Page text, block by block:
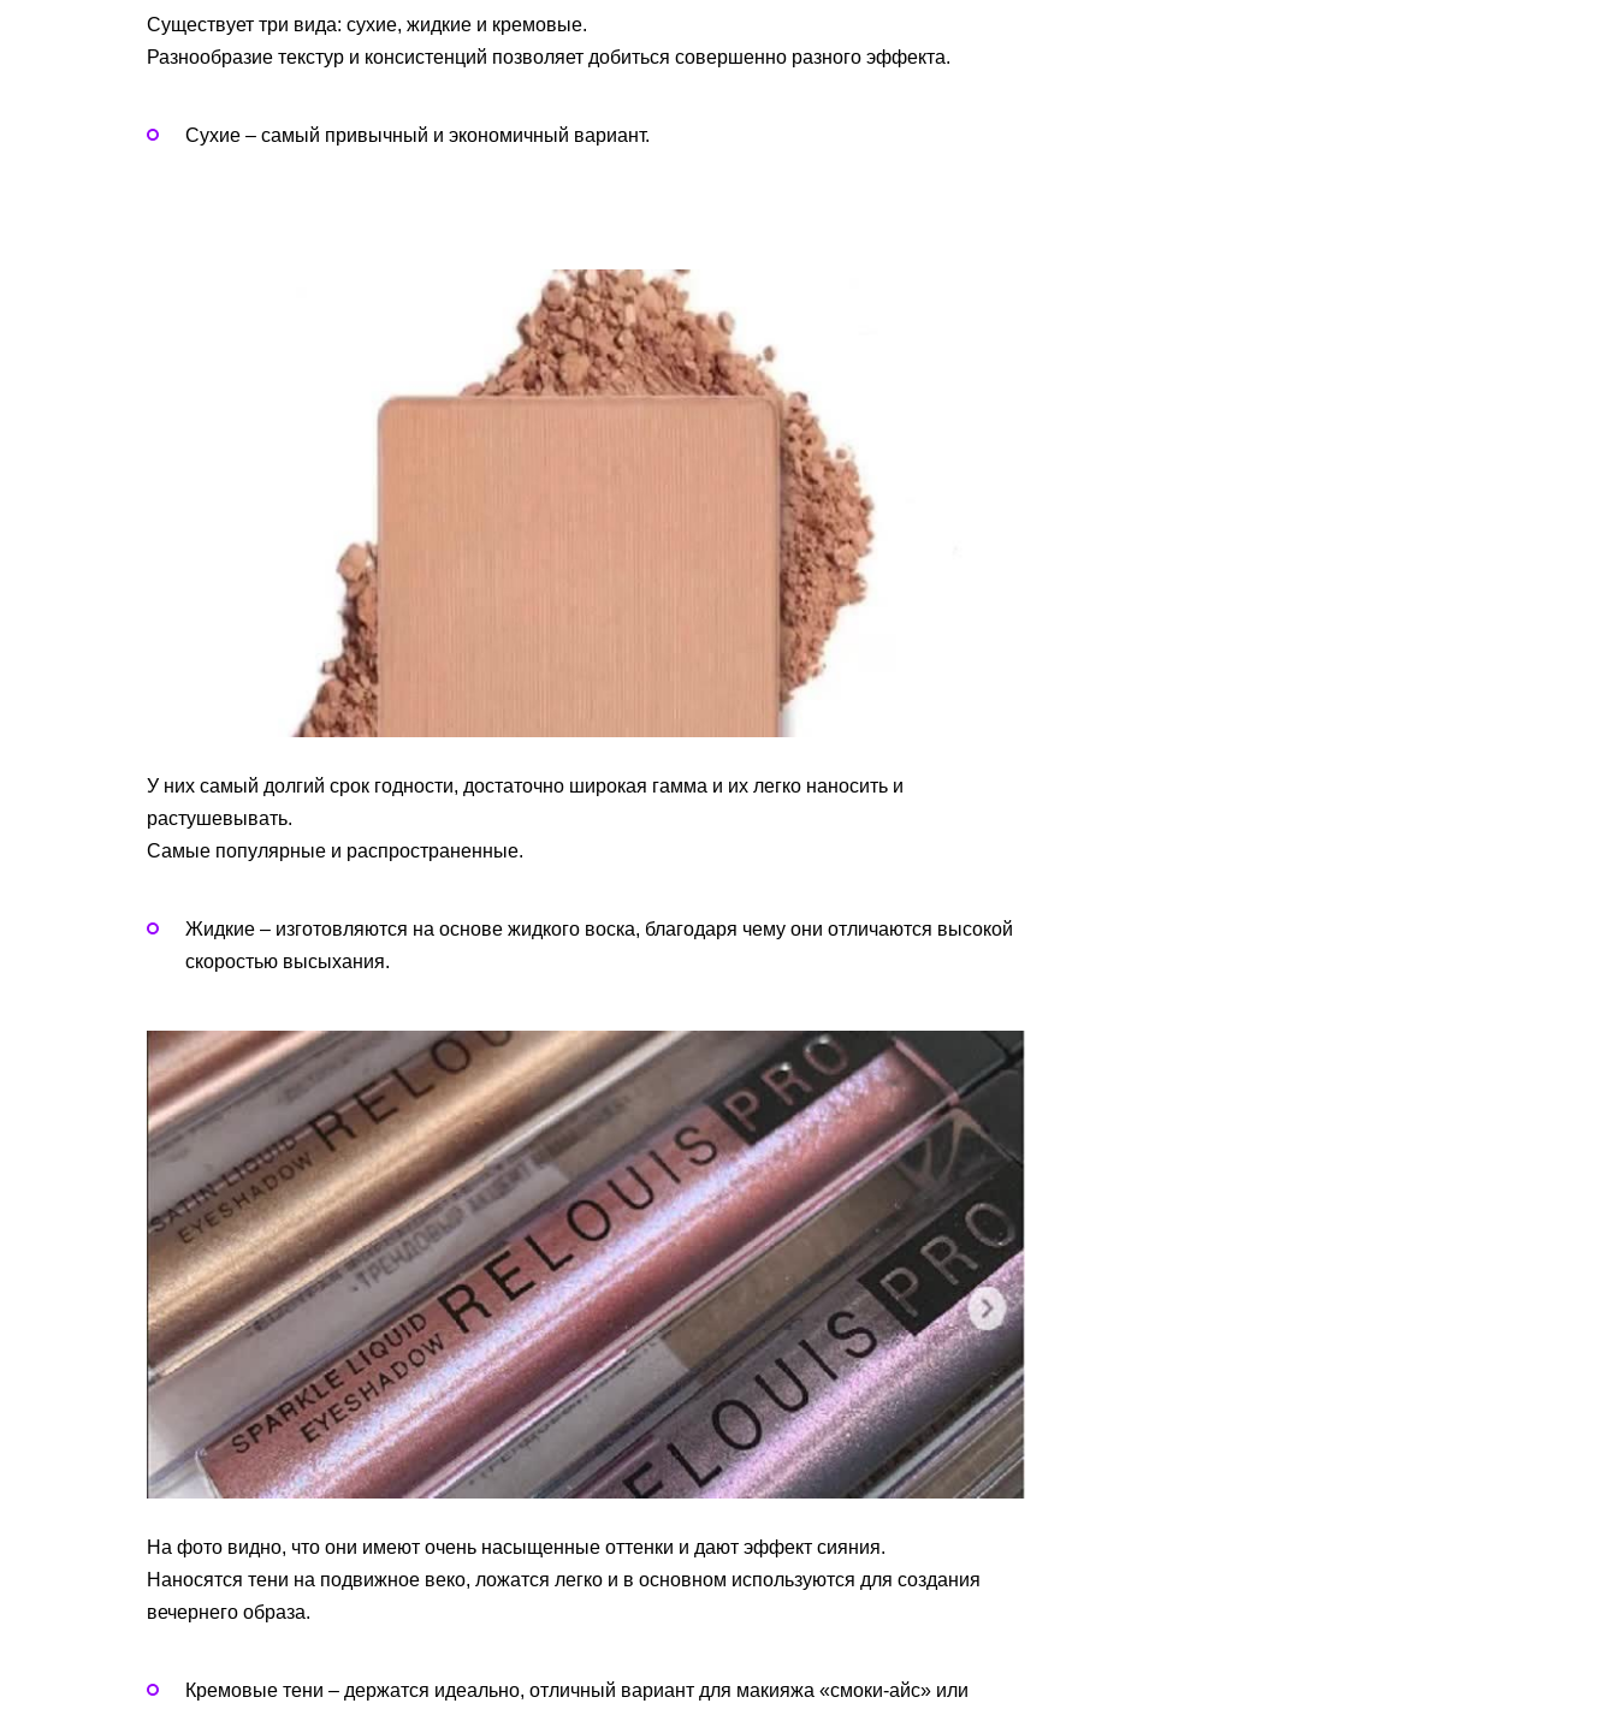
Существует три вида: сухие, жидкие и кремовые.
Разнообразие текстур и консистенций позволяет добиться совершенно разного эффекта.
Сухие – самый привычный и экономичный вариант.
У них самый долгий срок годности, достаточно широкая гамма и их легко наносить и
растушевывать.
Самые популярные и распространенные.
Жидкие – изготовляются на основе жидкого воска, благодаря чему они отличаются высокой
скоростью высыхания.
На фото видно, что они имеют очень насыщенные оттенки и дают эффект сияния.
Наносятся тени на подвижное веко, ложатся легко и в основном используются для создания
вечернего образа.
Кремовые тени – держатся идеально, отличный вариант для макияжа «смоки-айс» или